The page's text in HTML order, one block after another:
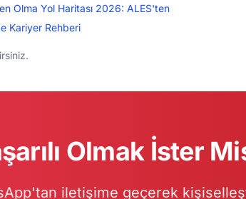
Olma Yol Haritası 2026: ALES'ten
Kariyer Rehberi
Olmak İster
iletişime geçerek